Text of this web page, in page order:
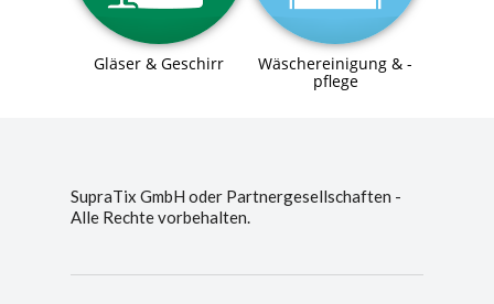
Gläser & Geschirr
Wäschereinigung & -
pflege
SupraTix GmbH oder Partnergesellschaften -
Alle Rechte vorbehalten.